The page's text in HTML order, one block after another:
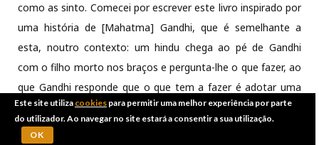
como as sinto. Comecei por escrever este livro inspirado por
uma história de [Mahatma] Gandhi, que é semelhante a
esta, noutro contexto: um hindu chega ao pé de Gandhi
com o filho morto nos braços e pergunta-lhe o que fazer, ao
que Gandhi responde que o que tem a fazer é adotar uma
criança muçulmana. Acho a história muito bonita. Não é
obviamente a solução para a perda de um filho. É mais do
Este site utiliza cookies para permitir uma melhor experiência por parte
do utilizador. Ao navegar no site estará a consentir a sua utilização.
OK